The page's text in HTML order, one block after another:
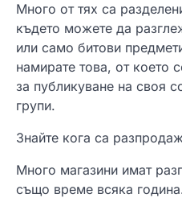
Много от тях са
където можете да
или само битови
намирате това, от което
за публикуване на своя
групи.
Знайте кога са
Много магазини имат
също време всяка